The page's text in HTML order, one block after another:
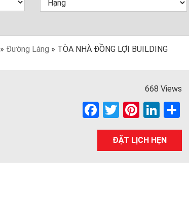
Đường Láng » TÒA NHÀ ĐỒNG LỢI BUILDING
668 Views
F
a
ce
T
wi
tt
Pi
nt
er
Li
n
ke
h
ĐẶT LỊCH HẸN